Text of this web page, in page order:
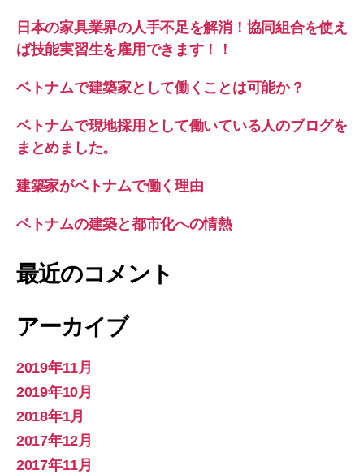
日本の家具業界の人手不足を解消！協同組合を使え
ば技能実習生を雇用できます！！
ベトナムで建築家として働くことは可能か？
ベトナムで現地採用として働いている人のブログを
まとめました。
建築家がベトナムで働く理由
ベトナムの建築と都市化への情熱
最近のコメント
アーカイブ
2019年11月
2019年10月
2018年1月
2017年12月
2017年11月